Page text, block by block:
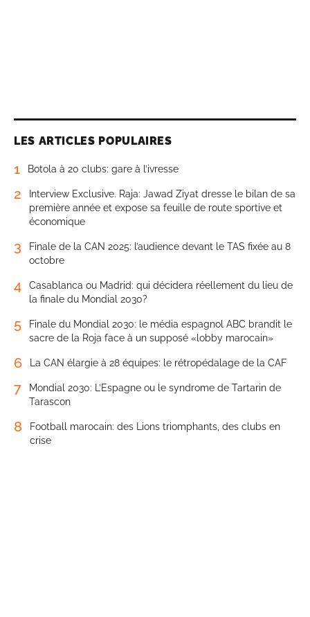
LES ARTICLES POPULAIRES
1 Botola à 20 clubs: gare à l’ivresse
2
Interview Exclusive. Raja: Jawad Ziyat dresse le bilan de sa
première année et expose sa feuille de route sportive et
économique
3
Finale de la CAN 2025: l’audience devant le TAS fixée au 8
octobre
4
Casablanca ou Madrid: qui décidera réellement du lieu de
la finale du Mondial 2030?
5
Finale du Mondial 2030: le média espagnol ABC brandit le
sacre de la Roja face à un supposé «lobby marocain»
6 La CAN élargie à 28 équipes: le rétropédalage de la CAF
7
Mondial 2030: L’Espagne ou le syndrome de Tartarin de
Tarascon
8
Football marocain: des Lions triomphants, des clubs en
crise